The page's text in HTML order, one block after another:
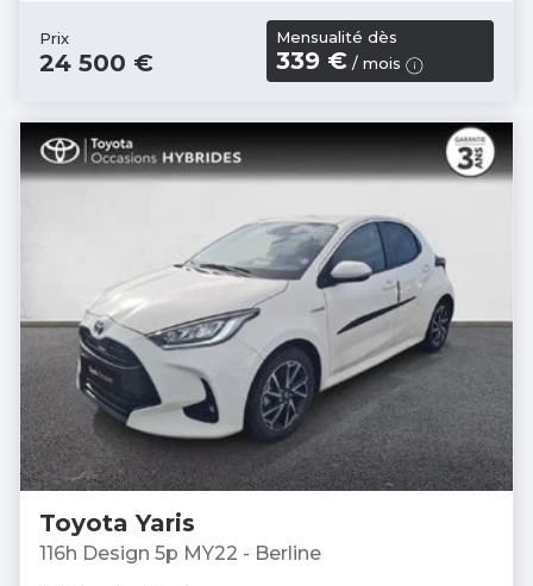
Prix
24 500 €
Mensualité dès
339 € / mois
Toyota Yaris
116h Design 5p MY22 - Berline